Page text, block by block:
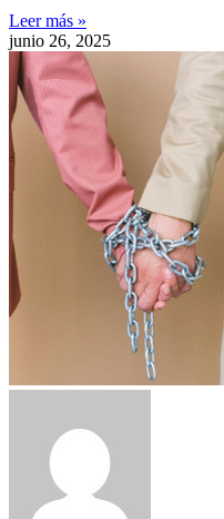
Leer más »
junio 26, 2025